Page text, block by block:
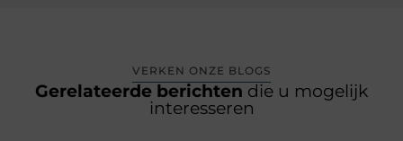
VERKEN ONZE BLOGS
Gerelateerde berichten die u mogelijk
interesseren